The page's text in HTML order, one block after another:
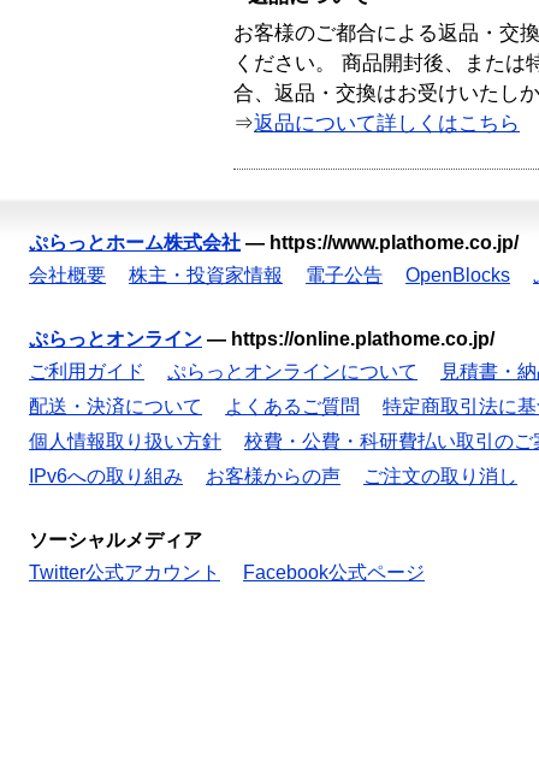
お客様のご都合による返品・交
ください。 商品開封後、または
合、返品・交換はお受けいたし
⇒返品について詳しくはこちら
ぷらっとホーム株式会社 — https://www.plathome.co.jp/
会社概要
株主・投資家情報 電子公告 OpenBlocks
ぷらっとオンライン — https://online.plathome.co.jp/
ご利用ガイド
ぷらっとオンラインについて
見積書・
配送・決済について
よくあるご質問
特定商取引法に
個人情報取り扱い方針
校費・公費・科研費払い取引のご
IPv6への取り組み
お客様からの声 ご注文の取り消し
ソーシャルメディア
Twitter公式アカウント
Facebook公式ページ